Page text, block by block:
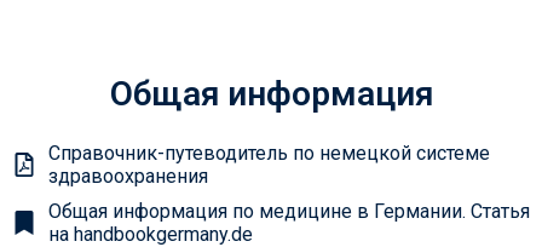
Общая информация
Справочник-путеводитель по немецкой системе
здравоохранения
Общая информация по медицине в Германии. Статья
на handbookgermany.de